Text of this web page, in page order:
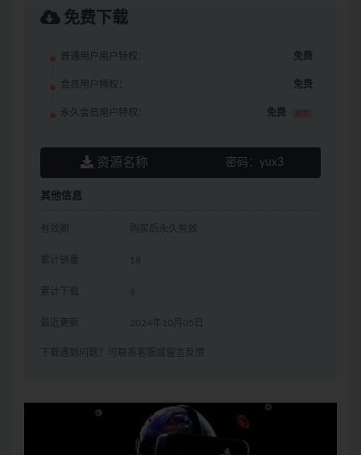
免费下载
普通用户用户特权： 免费
会员用户特权： 免费
永久会员用户特权： 免费 推荐
资源名称 密码： yux3
其他信息
有效期 购买后永久有效
累计销量 18
累计下载 6
最近更新 2024年10月05日
下载遇到问题？可联系客服或留言反馈